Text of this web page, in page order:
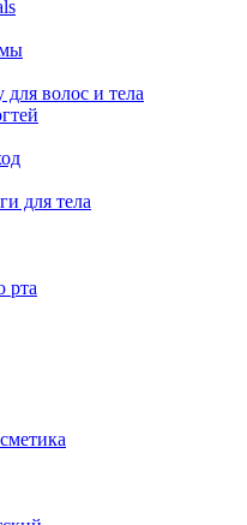
волос и тела
для тела
рта